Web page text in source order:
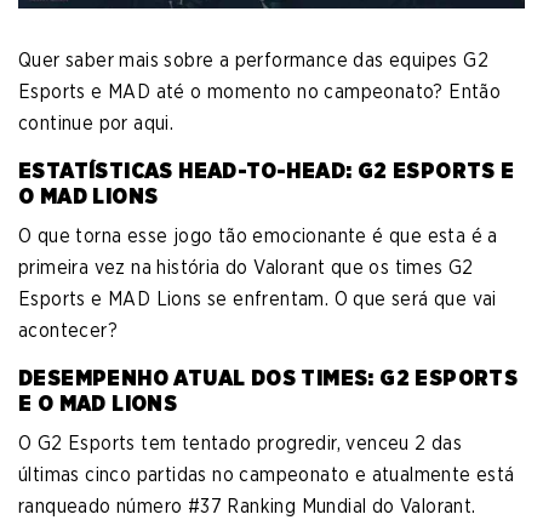
Quer saber mais sobre a performance das equipes G2
Esports e MAD até o momento no campeonato? Então
continue por aqui.
ESTATÍSTICAS HEAD-TO-HEAD: G2 ESPORTS E
O MAD LIONS
O que torna esse jogo tão emocionante é que esta é a
primeira vez na história do Valorant que os times G2
Esports e MAD Lions se enfrentam. O que será que vai
acontecer?
DESEMPENHO ATUAL DOS TIMES: G2 ESPORTS
E O MAD LIONS
O G2 Esports tem tentado progredir, venceu 2 das
últimas cinco partidas no campeonato e atualmente está
ranqueado número #37 Ranking Mundial do Valorant.